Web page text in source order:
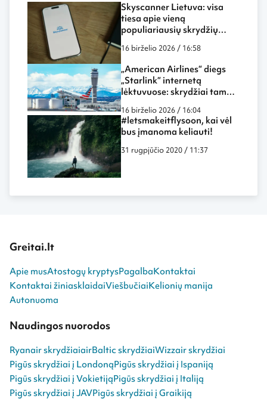
Skyscanner Lietuva: visa
tiesa apie vieną
populiariausių skrydžių
16 birželio 2026 / 16:58
„American Airlines“ diegs
„Starlink“ internetą
lėktuvuose: skrydžiai tampa
dar labiau panašūs į darbą
biure ar namuose
16 birželio 2026 / 16:04
#letsmakeitflysoon, kai vėl
bus įmanoma keliauti!
31 rugpjūčio 2020 / 11:37
Greitai.lt
Apie musAtostogų kryptysPagalbaKontaktai
Kontaktai žiniasklaidaiViešbučiaiKelionių manija
Autonuoma
Naudingos nuorodos
Ryanair skrydžiaiairBaltic skrydžiaiWizzair skrydžiai
Pigūs skrydžiai į LondonąPigūs skrydžiai į Ispaniją
Pigūs skrydžiai į VokietijąPigūs skrydžiai į Italiją
Pigūs skrydžiai į JAVPigūs skrydžiai į Graikiją